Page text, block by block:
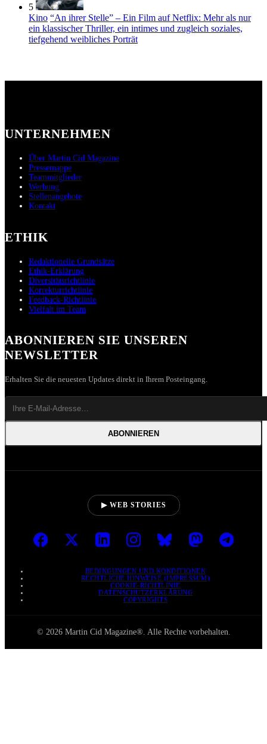
5
Kino “An ihrer Stelle” – Ein Film auf Netflix: Mehr als nur
ein klassischer Thriller, ein intimes und zugleich soziales,
tiefgehend weibliches Porträt
UNTERNEHMEN
Über Martin Cid Magazine
Pressemappe
Teammitglieder
Werbung
Stellenangebote
Kontakt
ETHIK
Redaktionelle Grundsätze
Ethik-Erklärung
Diversitätsrichtlinie
Korrekturrichtlinie
Feedback-Richtlinie
Vielfalt im Team
ABONNIEREN SIE UNSEREN
NEWSLETTER
Erhalten Sie die neuesten Updates direkt in Ihrem Posteingang.
ABONNIEREN
▶ WEB STORIES
BEDINGUNGEN UND KONDITIONEN
RECHTLICHE HINWEISE (IMPRESSUM)
COOKIE-RICHTLINIE
DATENSCHUTZERKLÄRUNG
COPYRIGHTS
© 2026 Martin Cid Magazine®. Alle Rechte vorbehalten.